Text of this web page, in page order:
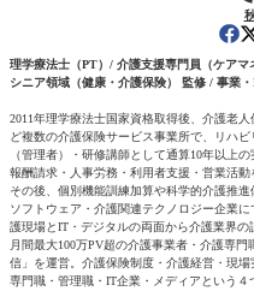
理学療法士（PT）/ 介護支援専門員（ケアマ
シニア領域（健康・介護保険） 監修 / 事業
2011年理学療法士国家資格取得後、介護老
ど複数の介護保険サービス事業所で、リハ
（管理者）・研修講師として通算10年以上
報酬請求・人事労務・利用者支援・営業活動
その後、個別機能訓練加算や科学的介護推
ソフトウェア・介護関連テクノロジー企業
護現場とIT・デジタルの両面から介護業界の
月間最大100万PV超の介護事業者・介護専
信」を運営。介護保険制度・介護経営・現場
専門職・管理職・IT企業・メディアという